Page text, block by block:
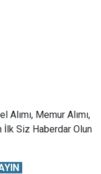
Memur Alımı,
İlk Siz Haberdar Olun